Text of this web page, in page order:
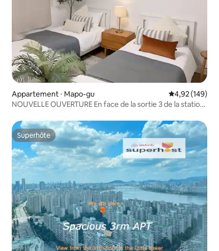
Appartement ⋅ Mapo-gu Évaluation
4,92 (149)
NOUVELLE OUVERTURE En face de la sortie 3 de la station
(3 lits queen size, 1 lit simple)
Superhôte
Superhôte